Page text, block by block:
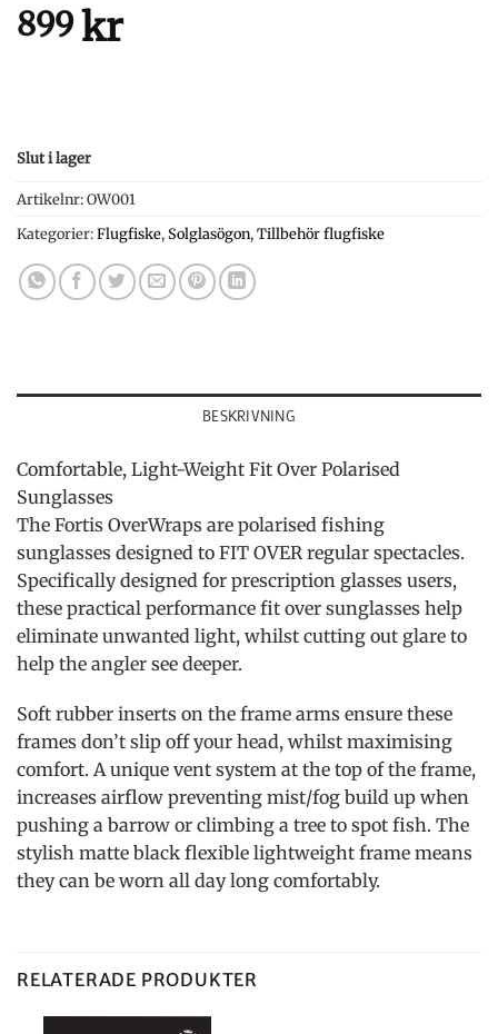
899kr
Slut i lager
Artikelnr:OW001
Kategorier:Flugfiske,Solglasögon,Tillbehör flugfiske
BESKRIVNING
Comfortable, Light-Weight Fit Over Polarised
Sunglasses
The Fortis OverWraps are polarised fishing
sunglasses designed to FIT OVER regular spectacles.
Specifically designed for prescription glasses users,
these practical performance fit over sunglasses help
eliminate unwanted light, whilst cutting out glare to
help the angler see deeper.
Soft rubber inserts on the frame arms ensure these
frames don’t slip off your head, whilst maximising
comfort. A unique vent system at the top of the frame,
increases airflow preventing mist/fog build up when
pushing a barrow or climbing a tree to spot fish. The
stylish matte black flexible lightweight frame means
they can be worn all day long comfortably.
RELATERADE PRODUKTER